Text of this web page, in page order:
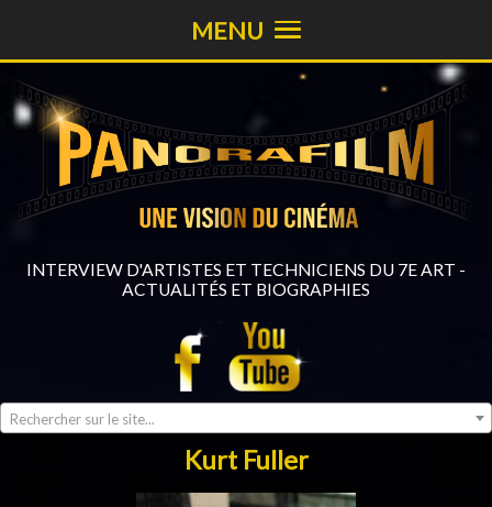
INTERVIEW D'ARTISTES ET TECHNICIENS DU 7E ART -
ACTUALITÉS ET BIOGRAPHIES
Rechercher sur le site...
MENU
Kurt Fuller